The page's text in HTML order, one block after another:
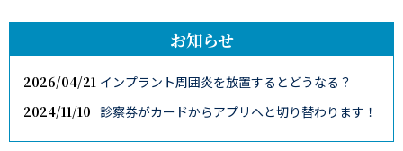
お知らせ
2026/04/21 インプラント周囲炎を放置するとどうなる？
2024/11/10 診察券がカードからアプリへと切り替わります！
2024/10/19 インプラント周囲炎を解説した漫画を作成しまし